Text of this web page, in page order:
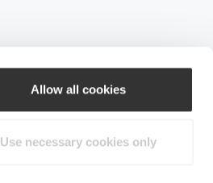
Allow all cookies
Use necessary cookies only